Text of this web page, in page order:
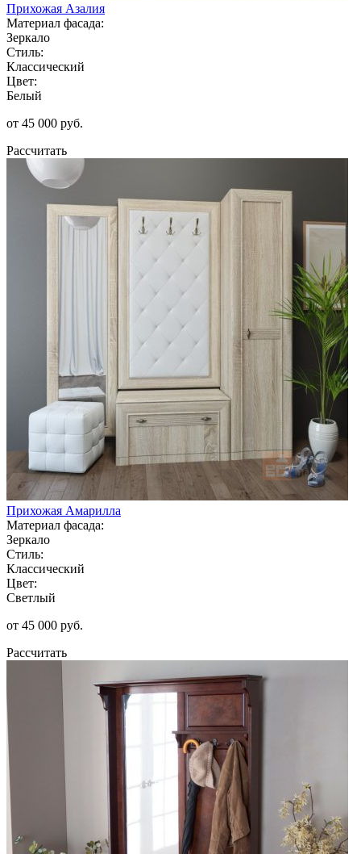
Прихожая Азалия
Материал фасада:
Зеркало
Стиль:
Классический
Цвет:
Белый
от 45 000 руб.
Рассчитать
Прихожая Амарилла
Материал фасада:
Зеркало
Стиль:
Классический
Цвет:
Светлый
от 45 000 руб.
Рассчитать